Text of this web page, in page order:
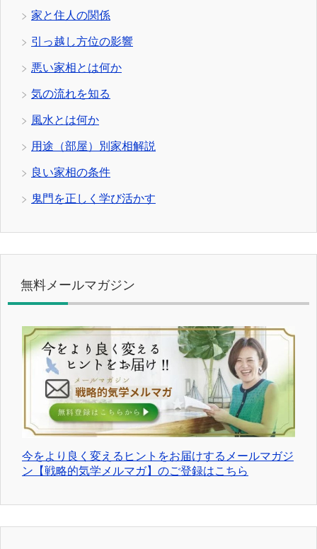
家と住人の関係
引っ越し方位の影響
悪い家相とは何か
気の流れを知る
風水とは何か
用途（部屋）別家相解説
良い家相の条件
鬼門を正しく学び活かす
無料メールマガジン
今をより良く変えるヒントをお届けするメールマガジ
ン【戦略的気学メルマガ】のご登録はこちら